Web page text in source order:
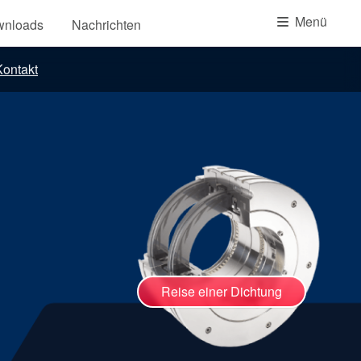
Nachrichten Menü
Reise einer Dichtung